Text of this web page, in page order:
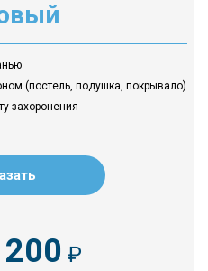
(постель, подушка, покрывало)
захоронения
₽